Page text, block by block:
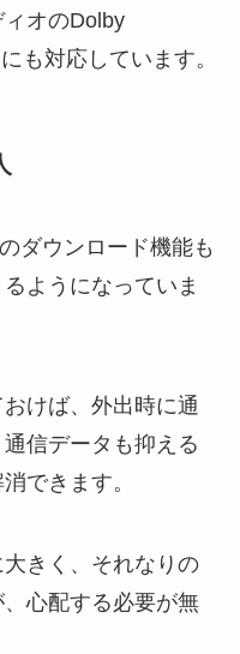
オのDolby
も対応しています。
ダウンロード機能も
ようになっていま
けば、外出時に通
信データも抑える
できます。
きく、それなりの
心配する必要が無